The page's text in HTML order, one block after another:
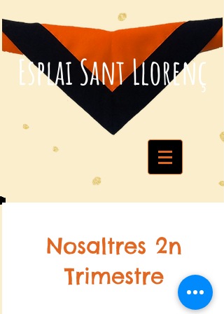
Esplai Sant Llorenç
Nosaltres 2n
Trimestre